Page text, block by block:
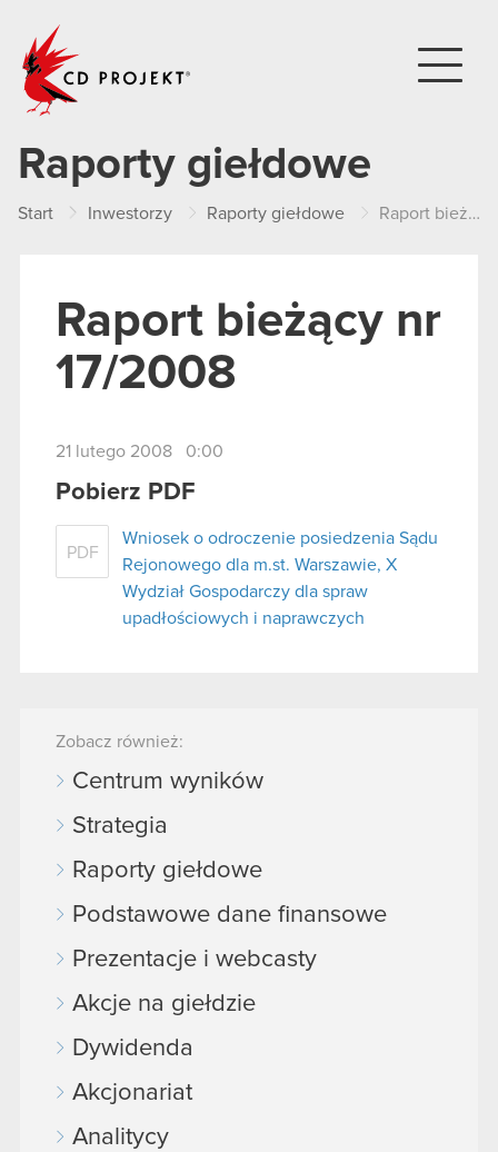
Raporty giełdowe
Start Inwestorzy Raporty giełdowe Raport bieżący nr 17/2008
Raport bieżący nr
17/2008
21 lutego 2008 0:00
Pobierz PDF
PDF
Wniosek o odroczenie posiedzenia Sądu
Rejonowego dla m.st. Warszawie, X
Wydział Gospodarczy dla spraw
upadłościowych i naprawczych
Zobacz również:
Centrum wyników
Strategia
Raporty giełdowe
Podstawowe dane finansowe
Prezentacje i webcasty
Akcje na giełdzie
Dywidenda
Akcjonariat
Analitycy